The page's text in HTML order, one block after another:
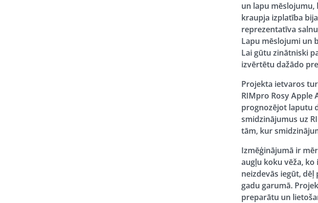
un lapu
kraupja izplatība
reprezentatīva
Lapu mēslojumi un
Lai gūtu zinātniski
izvērtētu dažādo
Projekta ietvaros
RIMpro Rosy
prognozējot laputu
smidzinājumus uz
tām, kur
Izmēģinājumā ir
augļu koku vēža,
neizdevās iegūt,
gadu garumā.
preparātu un